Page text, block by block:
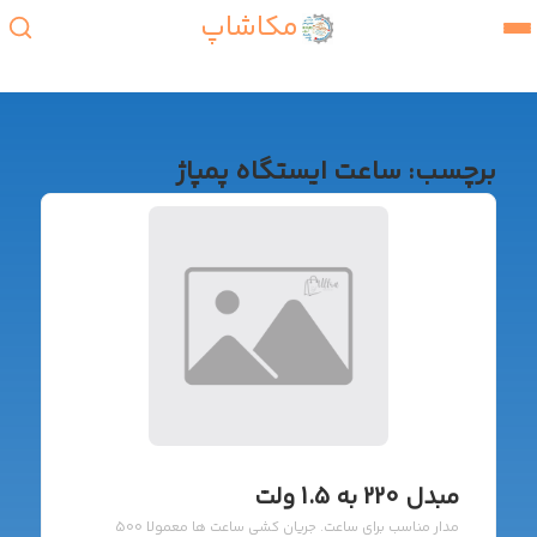
مکاشاپ
برچسب: ساعت ایستگاه پمپاژ
مبدل 220 به 1.5 ولت
مدار مناسب برای ساعت. جریان کشی ساعت ها معمولا 500